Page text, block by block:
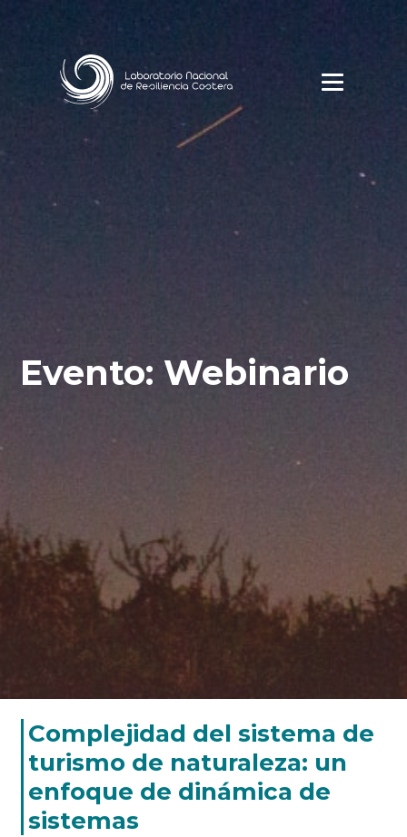
Evento: Webinario
Complejidad del sistema de
turismo de naturaleza: un
enfoque de dinámica de
sistemas